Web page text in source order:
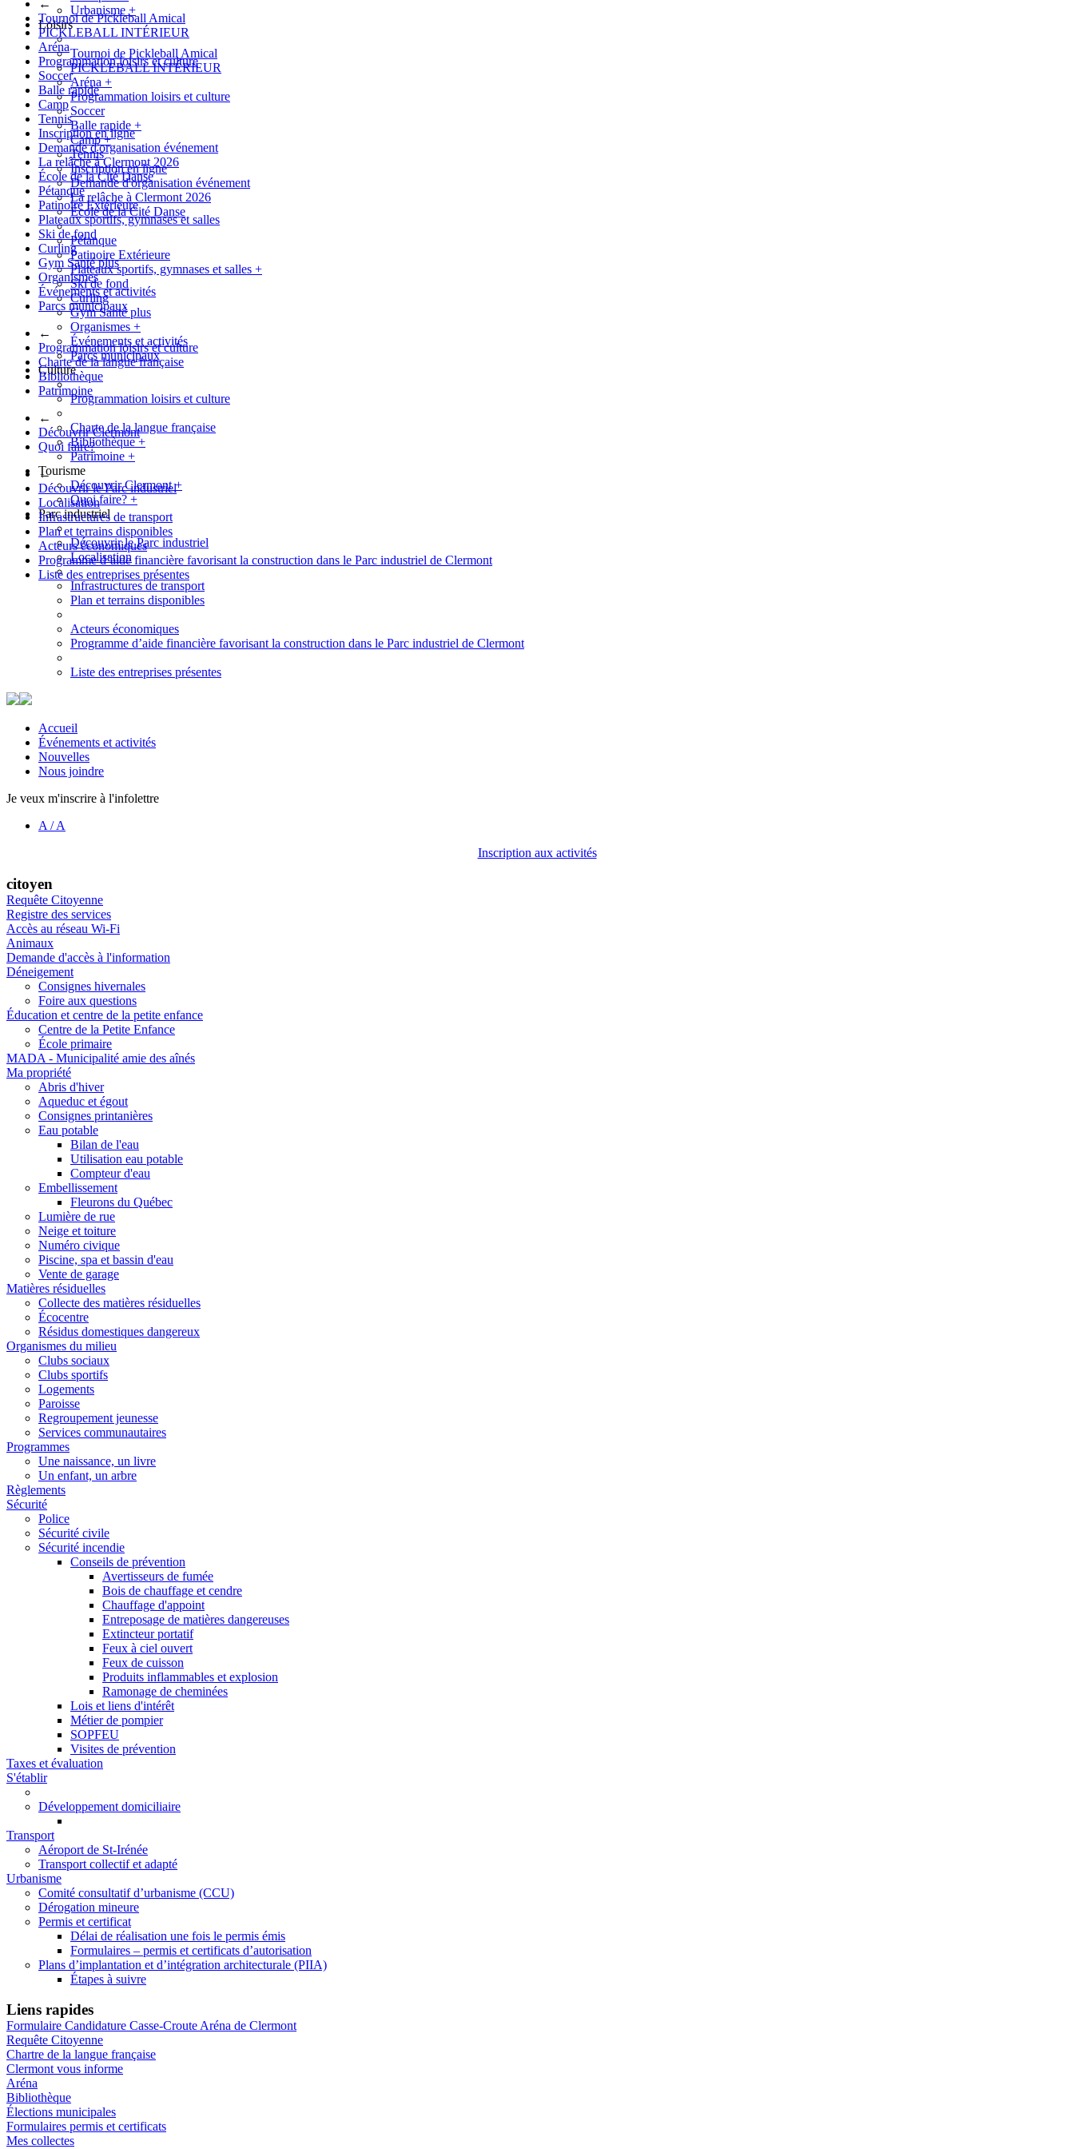
←
Tournoi de Pickleball Amical
PICKLEBALL INTÉRIEUR
Aréna
Programmation loisirs et culture
Soccer
Balle rapide
Camp
Tennis
Inscription en ligne
Demande d'organisation événement
La relâche à Clermont 2026
École de la Cité Danse
Pétanque
Patinoire Extérieure
Plateaux sportifs, gymnases et salles
Ski de fond
Curling
Gym Santé plus
Organismes
Événements et activités
Parcs municipaux
←
Programmation loisirs et culture
Charte de la langue française
Bibliothèque
Patrimoine
←
Découvrir Clermont
Quoi faire?
←
Découvrir le Parc industriel
Localisation
Infrastructures de transport
Plan et terrains disponibles
Acteurs économiques
Programme d’aide financière favorisant la construction dans le Parc industriel de Clermont
Liste des entreprises présentes
Urbanisme +
Loisirs
Tournoi de Pickleball Amical
PICKLEBALL INTÉRIEUR
Aréna +
Programmation loisirs et culture
Soccer
Balle rapide +
Camp+
Tennis
Inscription en ligne
Demande d'organisation événement
La relâche à Clermont 2026
École de la Cité Danse
Pétanque
Patinoire Extérieure
Plateaux sportifs, gymnases et salles +
Ski de fond
Curling
Gym Santé plus
Organismes +
Événements et activités
Parcs municipaux
Culture
Programmation loisirs et culture
Charte de la langue française
Bibliothèque+
Patrimoine +
Tourisme
Découvrir Clermont+
Quoi faire? +
Parc industriel
Découvrir le Parc industriel
Localisation
Infrastructures de transport
Plan et terrains disponibles
Acteurs économiques
Programme d’aide financière favorisant la construction dans le Parc industriel de Clermont
Liste des entreprises présentes
Accueil
Événements et activités
Nouvelles
Nous joindre
Je veux m'inscrire à l'infolettre
A /A
Inscription aux activités
citoyen
Requête Citoyenne
Registre des services
Accès au réseau Wi-Fi
Animaux
Demande d'accès à l'information
Déneigement
Consignes hivernales
Foire aux questions
Éducation et centre de la petite enfance
Centre de la Petite Enfance
École primaire
MADA - Municipalité amie des aînés
Ma propriété
Abris d'hiver
Aqueduc et égout
Consignes printanières
Eau potable
Bilan de l'eau
Utilisation eau potable
Compteur d'eau
Embellissement
Fleurons du Québec
Lumière de rue
Neige et toiture
Numéro civique
Piscine, spa et bassin d'eau
Vente de garage
Matières résiduelles
Collecte des matières résiduelles
Écocentre
Résidus domestiques dangereux
Organismes du milieu
Clubs sociaux
Clubs sportifs
Logements
Paroisse
Regroupement jeunesse
Services communautaires
Programmes
Une naissance, un livre
Un enfant, un arbre
Règlements
Sécurité
Police
Sécurité civile
Sécurité incendie
Conseils de prévention
Avertisseurs de fumée
Bois de chauffage et cendre
Chauffage d'appoint
Entreposage de matières dangereuses
Extincteur portatif
Feux à ciel ouvert
Feux de cuisson
Produits inflammables et explosion
Ramonage de cheminées
Lois et liens d'intérêt
Métier de pompier
SOPFEU
Visites de prévention
Taxes et évaluation
S'établir
Développement domiciliaire
Transport
Aéroport de St-Irénée
Transport collectif et adapté
Urbanisme
Comité consultatif d’urbanisme (CCU)
Dérogation mineure
Permis et certificat
Délai de réalisation une fois le permis émis
Formulaires – permis et certificats d’autorisation
Plans d’implantation et d’intégration architecturale (PIIA)
Étapes à suivre
Liens rapides
Formulaire Candidature Casse-Croute Aréna de Clermont
Requête Citoyenne
Chartre de la langue française
Clermont vous informe
Aréna
Bibliothèque
Élections municipales
Formulaires permis et certificats
Mes collectes